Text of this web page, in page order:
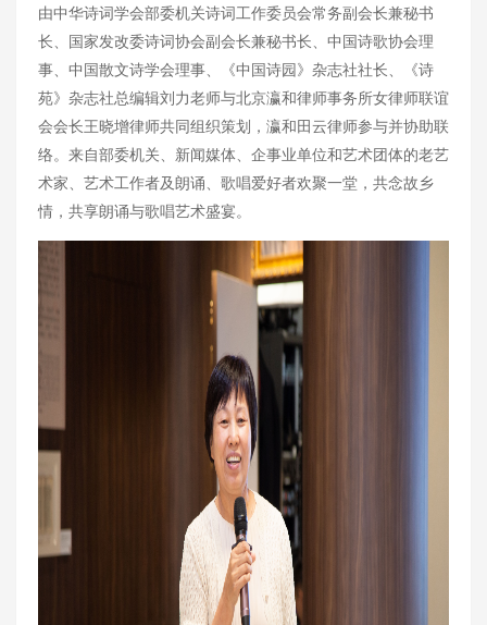
由中华诗词学会部委机关诗词工作委员会常务副会长兼秘书
长、国家发改委诗词协会副会长兼秘书长、中国诗歌协会理
事、中国散文诗学会理事、《中国诗园》杂志社社长、《诗
苑》杂志社总编辑刘力老师与北京瀛和律师事务所女律师联谊
会会长王晓增律师共同组织策划，瀛和田云律师参与并协助联
络。来自部委机关、新闻媒体、企事业单位和艺术团体的老艺
术家、艺术工作者及朗诵、歌唱爱好者欢聚一堂，共念故乡
情，共享朗诵与歌唱艺术盛宴。